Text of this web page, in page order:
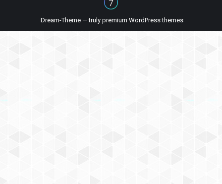
Dream-Theme — truly premium WordPress themes